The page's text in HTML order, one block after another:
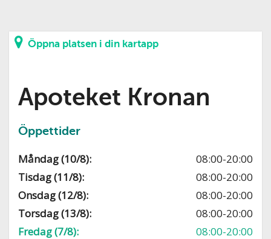
Öppna platsen i din kartapp
Apoteket Kronan
Öppettider
Måndag (10/8):
08:00-20:00
Tisdag (11/8):
08:00-20:00
Onsdag (12/8):
08:00-20:00
Torsdag (13/8):
08:00-20:00
Fredag (7/8):
08:00-20:00